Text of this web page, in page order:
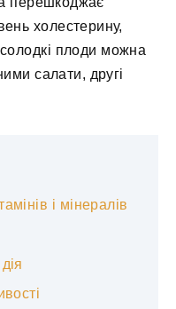
холестерину,
плоди можна
салати, другі
і мінералів